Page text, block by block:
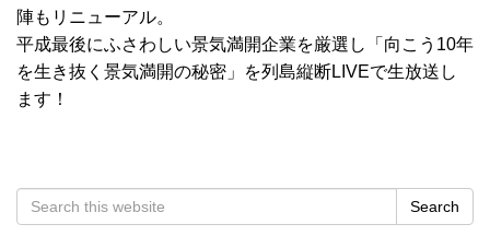
陣もリニューアル。
平成最後にふさわしい景気満開企業を厳選し「向こう10年
を生き抜く景気満開の秘密」を列島縦断LIVEで生放送し
ます！
Search